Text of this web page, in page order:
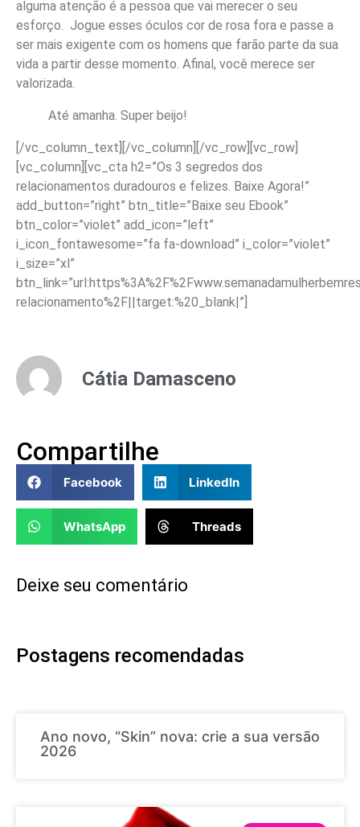
alguma atenção é a pessoa que vai merecer o seu
esforço. Jogue esses óculos cor de rosa fora e passe a
ser mais exigente com os homens que farão parte da sua
vida a partir desse momento. Afinal, você merece ser
valorizada.
Até amanha. Super beijo!
[/vc_column_text][/vc_column][/vc_row][vc_row]
[vc_column][vc_cta h2=”Os 3 segredos dos
relacionamentos duradouros e felizes. Baixe Agora!”
add_button=”right” btn_title=”Baixe seu Ebook”
btn_color=”violet” add_icon=”left”
i_icon_fontawesome=”fa fa-download” i_color=”violet”
i_size=”xl”
relacionamento%2F||target:%20_blank|”]
Cátia Damasceno
Compartilhe
Facebook LinkedIn
WhatsApp Threads
Deixe seu comentário
Postagens recomendadas
Ano novo, “Skin” nova: crie a sua versão
2026